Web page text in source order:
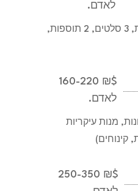
לאדם.
תפריט בסיסי (מנות עיקריות, 3 סלטים, 2 תוספות,
$
₪ 160-220
לאדם.
מנות עיקריות
$
₪ 250-350